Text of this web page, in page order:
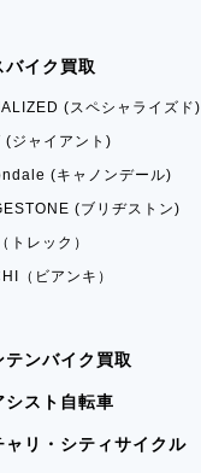
バイク買取
(スペシャライズド)
(ジャイアント)
(キャノンデール)
(ブリヂストン)
トレック）
（ビアンキ）
テンバイク買取
シスト自転車
ャリ・シティサイクル